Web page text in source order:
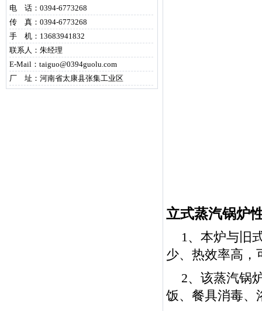
立式蒸汽锅炉
1、本炉与旧
少、热效率高，
2、该蒸汽锅
饭、餐具消毒、
电 话：0394-6773268
传 真：0394-6773268
手 机：13683941832
联系人：朱经理
E-Mail：taiguo@0394guolu.com
厂 址：河南省太康县张集工业区